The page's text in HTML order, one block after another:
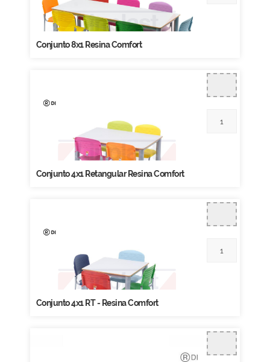
Conjunto 8x1 Resina Comfort
Conjunto 4x1 Retangular Resina Comfort
Conjunto 4x1 RT - Resina Comfort